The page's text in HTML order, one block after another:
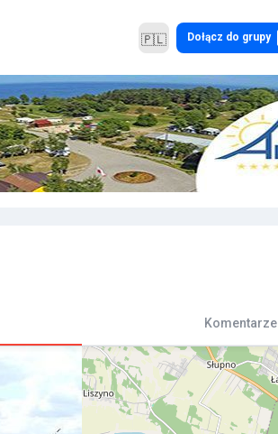
🇵🇱 Dołącz do grupy
Komentarze